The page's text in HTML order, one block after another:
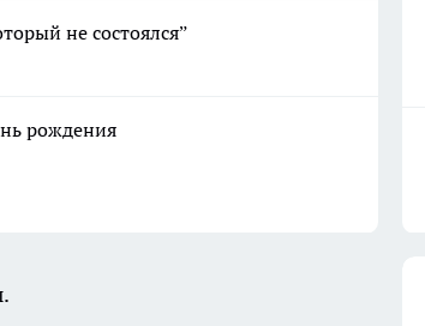
не состоялся”
рождения